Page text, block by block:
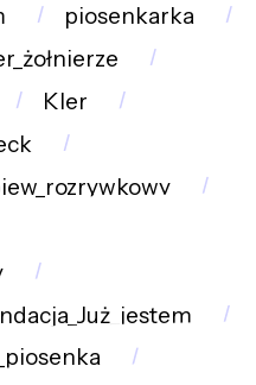
piosenkarka
Kler